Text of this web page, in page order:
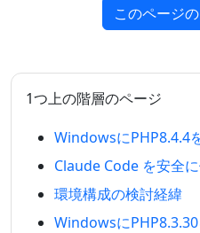
このページ
1つ上の階層のページ
WindowsにPHP8.4.4
Claude Code を安全
環境構成の検討経緯
Windowsに